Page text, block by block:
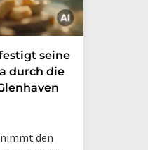
seine
durch die
den